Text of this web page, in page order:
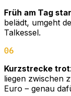
Früh am Tag
belädt, umgeht
Talkessel.
06
Kurzstrecke
liegen zwischen
Euro – genau